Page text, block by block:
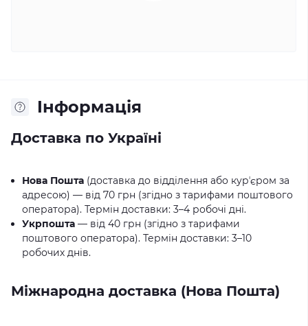
Iнформація
Доставка по Україні
Нова Пошта (доставка до відділення або курʼєром за
адресою) — від 70 грн (згідно з тарифами поштового
оператора). Термін доставки: 3–4 робочі дні.
Укрпошта — від 40 грн (згідно з тарифами
поштового оператора). Термін доставки: 3–10
робочих днів.
Міжнародна доставка (Нова Пошта)